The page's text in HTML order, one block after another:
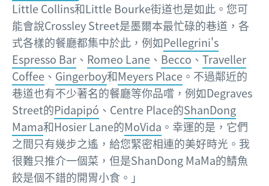
Little Collins和Little Bourke街道也是如此。您可
能會說Crossley Street是墨爾本最忙碌的巷道，各
式各樣的餐廳都集中於此，例如Pellegrini's
Espresso Bar 、 Romeo Lane 、 Becco 、 Traveller
Coffee 、 Gingerboy和Meyers Place 。不過鄰近的
巷道也有不少著名的餐廳等你品嚐，例如Degraves
Street的Pidapipó 、Centre Place的ShanDong
Mama和Hosier Lane的MoVida 。幸運的是，它們
之間只有幾步之遙，給您緊密相連的美好時光。我
很難只推介一個菜，但是ShanDong MaMa的鯖魚
餃是個不錯的開胃小食。」